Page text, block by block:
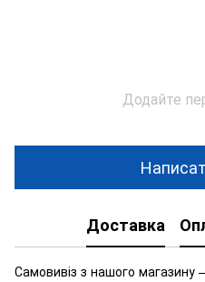
Додайте
Доставка
Самовивіз з нашого